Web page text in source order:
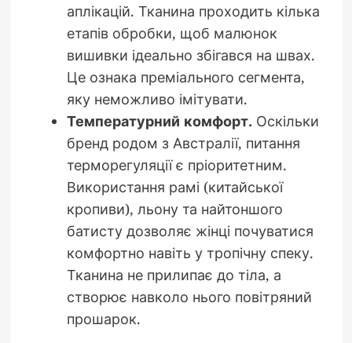
аплікацій. Тканина проходить кілька
етапів обробки, щоб малюнок
вишивки ідеально збігався на швах.
Це ознака преміального сегмента,
яку неможливо імітувати.
Температурний комфорт. Оскільки
бренд родом з Австралії, питання
терморегуляції є пріоритетним.
Використання рамі (китайської
кропиви), льону та найтоншого
батисту дозволяє жінці почуватися
комфортно навіть у тропічну спеку.
Тканина не прилипає до тіла, а
створює навколо нього повітряний
прошарок.